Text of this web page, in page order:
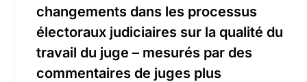
changements dans les processus
électoraux judiciaires sur la qualité du
travail du juge – mesurés par des
commentaires de juges plus